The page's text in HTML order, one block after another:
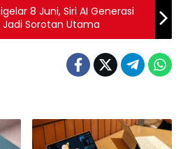
8 Juni, Siri AI Generasi
Jadi Sorotan Utama